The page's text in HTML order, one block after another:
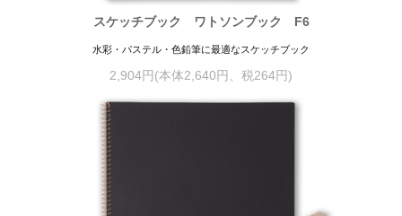
スケッチブック ワトソンブック F6
水彩・パステル・色鉛筆に最適なスケッチブック
2,904円(本体2,640円、税264円)